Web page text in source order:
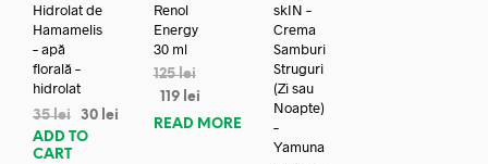
Hidrolat de
Hamamelis
– apă
florală –
hidrolat
35lei 30 lei
ADD TO
CART
Renol
Energy
30 ml
125lei
119 lei
READ MORE
skIN –
Crema
Samburi
Struguri
(Zi sau
Noapte)
–
Yamuna